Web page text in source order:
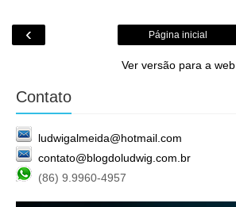
‹ Página inicial
Ver versão para a web
Contato
ludwigalmeida@hotmail.com
contato@blogdoludwig.com.br
(86) 9.9960-4957